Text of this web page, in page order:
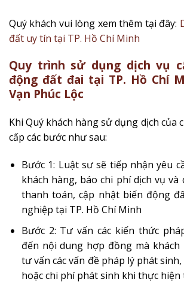
Quý khách vui lòng xem thêm tại đây:
đất uy tín tại TP. Hồ Chí Minh
Quy trình sử dụng dịch vụ
động đất đai tại TP. Hồ Chí
Vạn Phúc Lộc
Khi Quý khách hàng sử dụng dịch của
cấp các bước như sau:
Bước 1: Luật sư sẽ tiếp nhận yêu
khách hàng, báo chi phí dịch vụ
thanh toán, cập nhật biến động
nghiệp tại TP. Hồ Chí Minh
Bước 2: Tư vấn các kiến thức
đến nội dung hợp đồng mà khách
tư vấn các vấn đề pháp lý phát
hoặc chi phí phát sinh khi thực hiện